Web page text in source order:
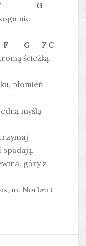
G
nie
F C
ścieżką
płomień
myślą
góry z
m. Norbert